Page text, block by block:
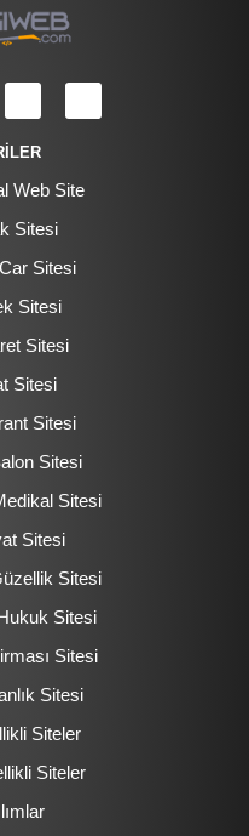
Web Site
Sitesi
Sitesi
Sitesi
Sitesi
Sitesi
Sitesi
Sitesi
Sitesi
Sitesi
Sitesi
Sitesi
Sitesi
Sitesi
Siteler
Siteler